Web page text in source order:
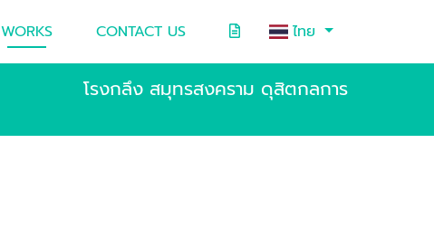
WORKS CONTACT US ไทย
โรงกลึง สมุทรสงคราม ดุสิตกลการ